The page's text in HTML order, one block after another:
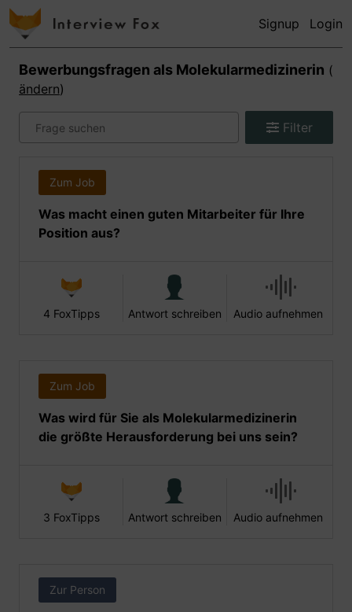
Signup Login
Bewerbungsfragen als Molekularmedizinerin (
ändern)
Filter
Zum Job
Was macht einen guten Mitarbeiter für Ihre
Position aus?
4 FoxTipps Antwort schreiben Audio aufnehmen
Zum Job
Was wird für Sie als Molekularmedizinerin
die größte Herausforderung bei uns sein?
3 FoxTipps Antwort schreiben Audio aufnehmen
Zur Person